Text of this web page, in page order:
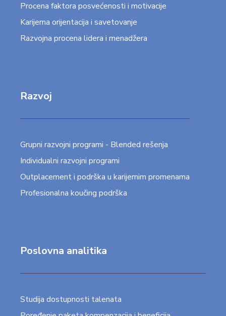
Procena faktora posvećenosti i motivacije
Karijerna orijentacija i savetovanje
Razvojna procena lidera i menadžera
Razvoj
Grupni razvojni programi - Blended rešenja
Individualni razvojni programi
Outplacement i podrška u karijernim promenama
Profesionalna koučing podrška
Poslovna analitika
Studija dostupnosti talenata